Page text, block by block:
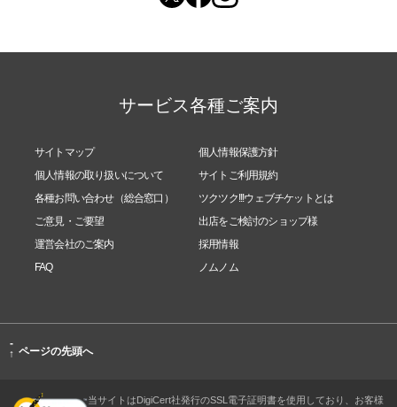
・仕事についての悩み
・これからの人生について
どんなジャンルでもお受けすることが出来ます。
※カウンセリングによって選んだフラワーエッセン
スの
調合ボトル１本付き。（５種類まで調合いたしま
を自覚できるようになっていきますのでおすすめで
す。
薬を処方されておられる方はお受け付けできませ
サービス各種ご案内
サイトマップ
個人情報保護方針
個人情報の取り扱いについて
サイトご利用規約
各種お問い合わせ（総合窓口）
ツクツク!!!ウェブチケットとは
ご意見・ご要望
出店をご検討のショップ様
運営会社のご案内
採用情報
FAQ
ノムノム
-
↑ ページの先頭へ
当サイトはDigiCert社発行のSSL電子証明書を使用しており、お客様